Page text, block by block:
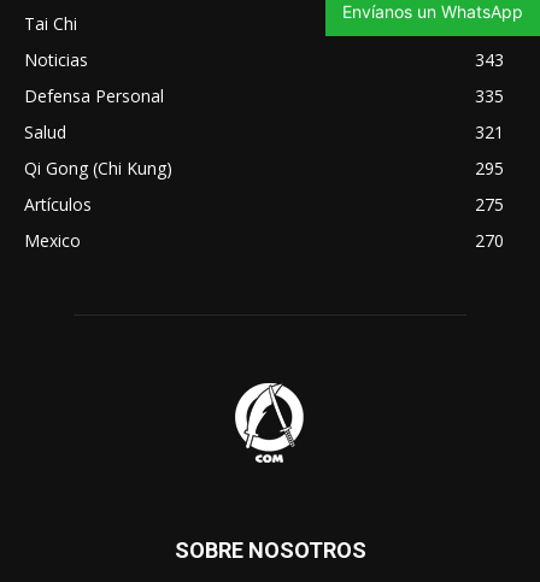
Tai Chi
347
Noticias
343
Defensa Personal
335
Salud
321
Qi Gong (Chi Kung)
295
Artículos
275
Mexico
270
SOBRE NOSOTROS
Envíanos un WhatsApp